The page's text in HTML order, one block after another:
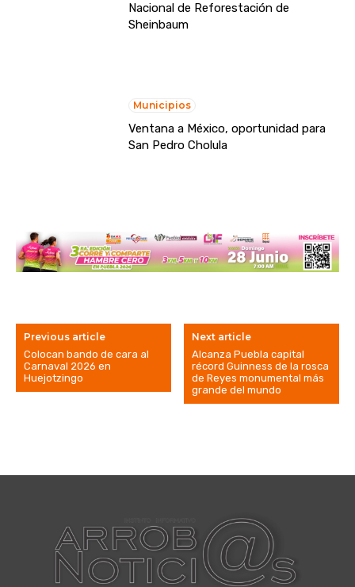
Nacional de Reforestación de
Sheinbaum
Municipios
Ventana a México, oportunidad para
San Pedro Cholula
Previous article
Colocan bando de cara al
Carnaval 2026 en
Huejotzingo
Next article
Alcanza Puebla capital
récord Guinness de la rosca
de Reyes monumental más
grande del mundo